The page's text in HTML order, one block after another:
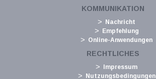
KOMMUNIKATION
Nachricht
Empfehlung
Online-Anwendungen
RECHTLICHES
Impressum
Nutzungsbedingungen